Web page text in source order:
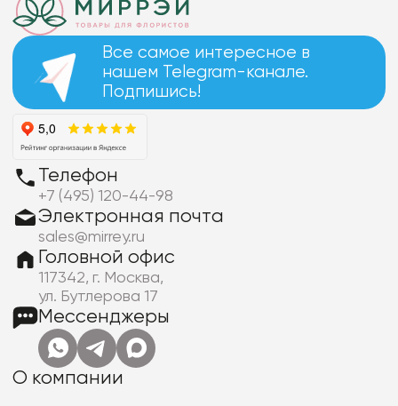
Все самое интересное в
нашем Telegram-канале.
Подпишись!
Телефон
+7 (495) 120-44-98
Электронная почта
sales@mirrey.ru
Головной офис
117342, г. Москва,
ул. Бутлерова 17
Мессенджеры
О компании